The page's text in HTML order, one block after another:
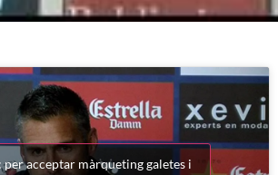
per acceptar màrqueting galetes i